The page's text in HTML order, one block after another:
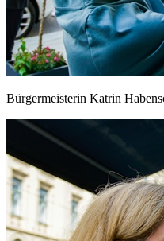
Bürgermeisterin Katrin